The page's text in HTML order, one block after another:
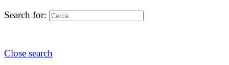
Search for:
Close search